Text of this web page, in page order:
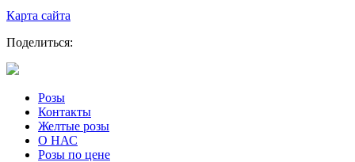
Карта сайта
Поделиться:
Розы
Контакты
Желтые розы
О НАС
Розы по цене